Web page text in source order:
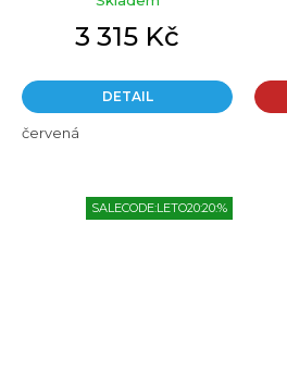
3 315 Kč
DETAIL
červená
SALECODE:LETO20:20:%